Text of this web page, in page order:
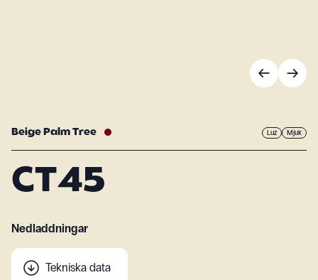
Beige Palm Tree Luz Mjuk
CT45
Nedladdningar
Tekniska data